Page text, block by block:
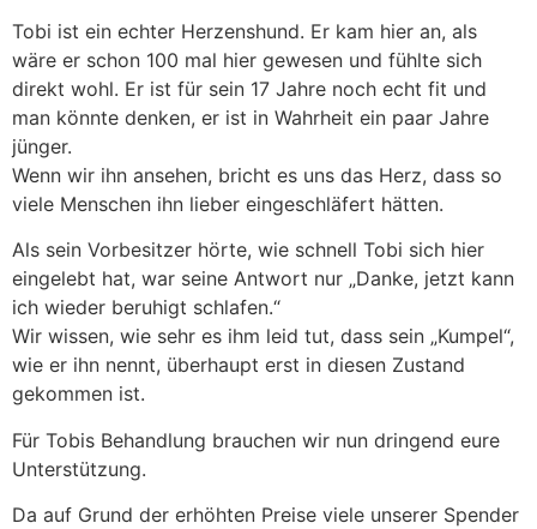
Tobi ist ein echter Herzenshund. Er kam hier an, als
wäre er schon 100 mal hier gewesen und fühlte sich
direkt wohl. Er ist für sein 17 Jahre noch echt fit und
man könnte denken, er ist in Wahrheit ein paar Jahre
jünger.
Wenn wir ihn ansehen, bricht es uns das Herz, dass so
viele Menschen ihn lieber eingeschläfert hätten.
Als sein Vorbesitzer hörte, wie schnell Tobi sich hier
eingelebt hat, war seine Antwort nur „Danke, jetzt kann
ich wieder beruhigt schlafen.“
Wir wissen, wie sehr es ihm leid tut, dass sein „Kumpel“,
wie er ihn nennt, überhaupt erst in diesen Zustand
gekommen ist.
Für Tobis Behandlung brauchen wir nun dringend eure
Unterstützung.
Da auf Grund der erhöhten Preise viele unserer Spender